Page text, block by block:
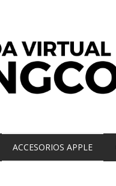
ACCESORIOS APPLE